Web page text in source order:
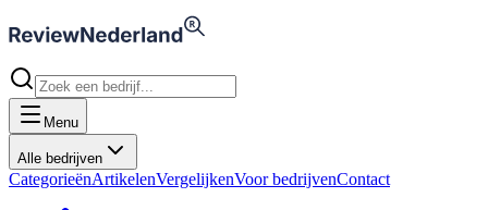
Menu
Alle bedrijven
CategorieënArtikelenVergelijkenVoor bedrijvenContact